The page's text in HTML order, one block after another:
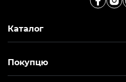
Каталог
Покупцю